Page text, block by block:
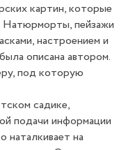
картин, которые
Натюрморты, пейзажи
настроением и
описана автором.
под которую
садике,
подачи информации
наталкивает на